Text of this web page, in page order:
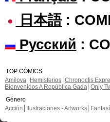
日本語:
Русский :
TOP CÓMICS
Amilova
Hemisferios Chronoctis
Bienvenidos A República Gada Only
Género
Acción
Ilustraciones - Artworks